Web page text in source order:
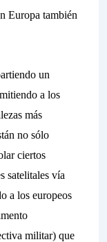
Europa también
un
a los
más
no sólo
ciertos
satelitales vía
a los europeos
militar) que